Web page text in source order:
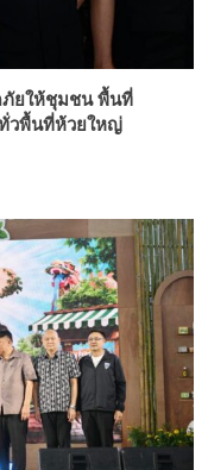
ยให้ชุมชน พื้นที่
วพื้นที่ห้วยใหญ่